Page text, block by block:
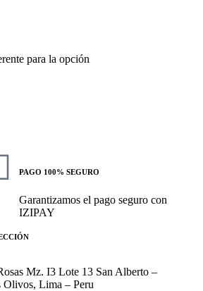
para la opción
PAGO 100% SEGURO
Garantizamos el pago seguro con
IZIPAY
Mz. I3 Lote 13 San Alberto –
Olivos, Lima – Peru